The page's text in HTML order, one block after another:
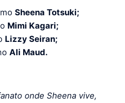
Sheena Totsuki;
Mimi Kagari;
Lizzy Seiran;
Ali Maud.
onde Sheena vive,